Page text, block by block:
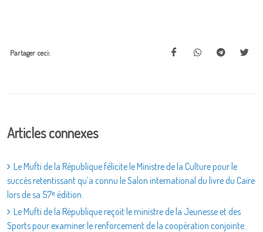
Partager ceci:
Articles connexes
Le Mufti de la République félicite le Ministre de la Culture pour le
succès retentissant qu’a connu le Salon international du livre du Caire
lors de sa 57ᵉ édition.
Le Mufti de la République reçoit le ministre de la Jeunesse et des
Sports pour examiner le renforcement de la coopération conjointe.